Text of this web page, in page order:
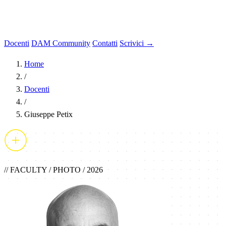
Docenti DAM Community Contatti Scrivici →
Home
/
Docenti
/
Giuseppe Petix
// FACULTY / PHOTO / 2026